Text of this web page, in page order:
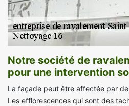
Notre société de
pour une intervention
La façade peut être affectée par
Les efflorescences qui sont des